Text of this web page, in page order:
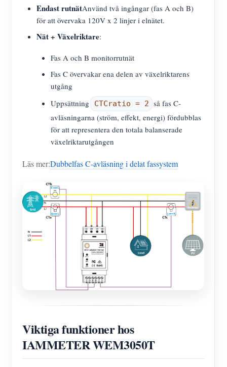
Endast rutnätAnvänd två ingångar (fas A och B)
för att övervaka 120V x 2 linjer i elnätet.
Nät + Växelriktare:
Fas A och B monitorrutnät
Fas C övervakar ena delen av växelriktarens
utgång
Uppsättning
CTCratio = 2 så fas C-
avläsningarna (ström, effekt, energi) fördubblas
för att representera den totala balanserade
växelriktarutgången
Läs mer:Dubbelfas C-avläsning i delat fassystem
Viktiga funktioner hos
IAMMETER WEM3050T